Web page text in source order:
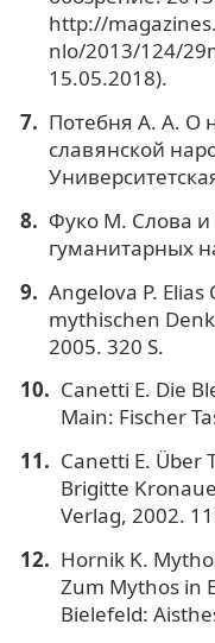
http://
nlo/2013/124/
15.05.2018).
Потебня А. А. О
славянской
Фуко М. Слова
гуманитарных
Angelova P.
mythischen
2005. 320 S.
Canetti E. Die
Main: Fischer
Canetti E. Über
Brigitte
Verlag, 2002.
Hornik K.
Zum Mythos in
Bielefeld: